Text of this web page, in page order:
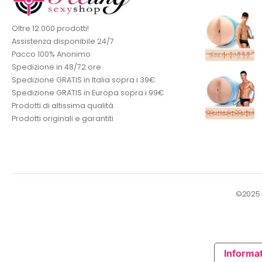
Oltre 12.000 prodotti!
Assistenza disponibile 24/7
Pacco 100% Anonimo
Spedizione in 48/72 ore
Spedizione GRATIS in Italia sopra i 39€
Spedizione GRATIS in Europa sopra i 99€
Prodotti di altissima qualità
Prodotti originali e garantiti
©2025